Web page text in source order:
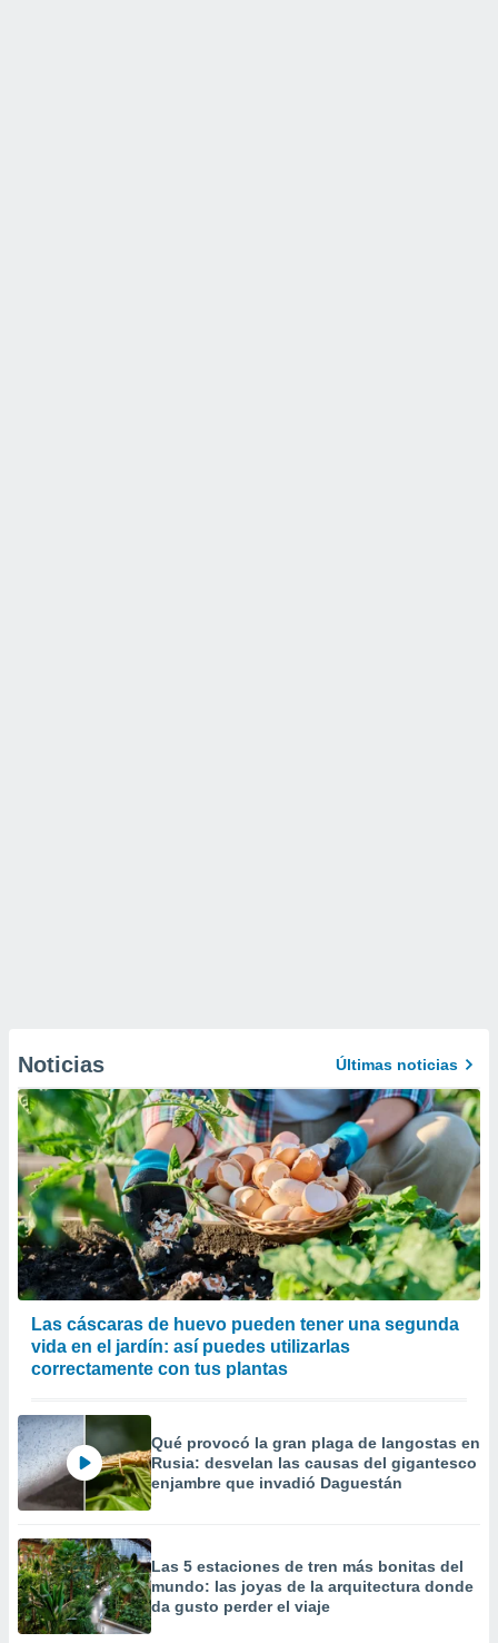
Noticias Últimas noticias
Las cáscaras de huevo pueden tener una segunda
vida en el jardín: así puedes utilizarlas
correctamente con tus plantas
Qué provocó la gran plaga de langostas en
Rusia: desvelan las causas del gigantesco
enjambre que invadió Daguestán
Las 5 estaciones de tren más bonitas del
mundo: las joyas de la arquitectura donde
da gusto perder el viaje